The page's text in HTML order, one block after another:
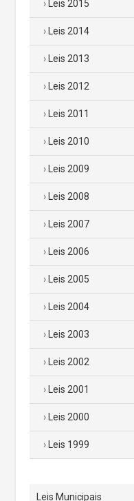
Leis 2015
Leis 2014
Leis 2013
Leis 2012
Leis 2011
Leis 2010
Leis 2009
Leis 2008
Leis 2007
Leis 2006
Leis 2005
Leis 2004
Leis 2003
Leis 2002
Leis 2001
Leis 2000
Leis 1999
Leis Municipais